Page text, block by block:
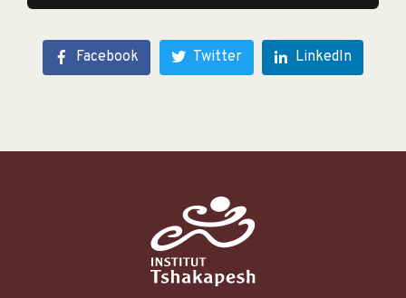
Facebook Twitter LinkedIn